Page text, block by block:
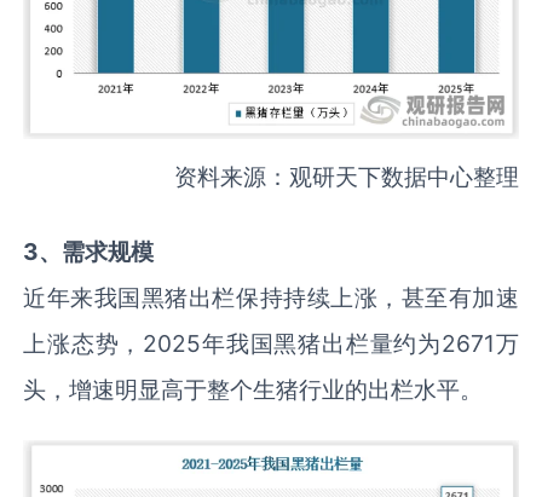
资料来源：观研天下数据中心整理
3、需求规模
近年来我国黑猪出栏保持持续上涨，甚至有加速
上涨态势，2025年我国黑猪出栏量约为2671万
头，增速明显高于整个生猪行业的出栏水平。